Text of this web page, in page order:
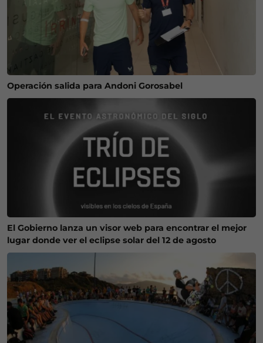
Operación salida para Andoni Gorosabel
El Gobierno lanza un visor web para encontrar el mejor
lugar donde ver el eclipse solar del 12 de agosto